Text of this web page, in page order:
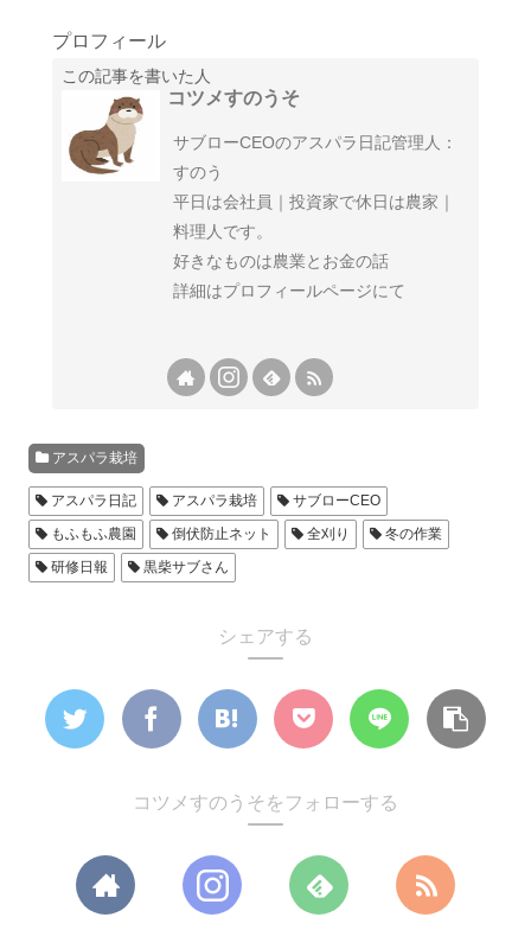
プロフィール
この記事を書いた人
コツメすのうそ
サブローCEOのアスパラ日記管理人：
すのう
平日は会社員｜投資家で休日は農家｜
料理人です。
好きなものは農業とお金の話
詳細はプロフィールページにて
アスパラ栽培
アスパラ日記 アスパラ栽培
サブローCEO
もふもふ農園
倒伏防止ネット 全刈り
冬の作業
研修日報
黒柴サブさん
シェアする
コツメすのうそをフォローする